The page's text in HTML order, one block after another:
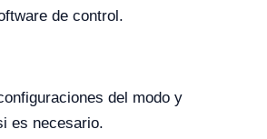
de control.
del modo y
es necesario.